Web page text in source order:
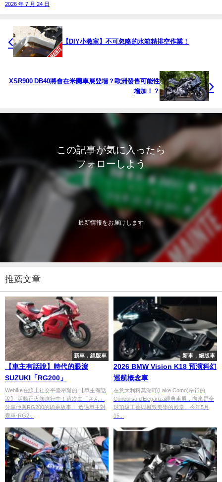
2026 年 7 月 24 日
【DIY小教室】不可忽略的水箱精排空作業！
XSR900 DB40將會在米蘭車展登場？歐洲發售可能性
增加！？
この記事が気に入ったら
フォローしよう
最新情報をお届けします
推薦文章
新車．絕版車
【車主有話說】時代的眼淚
SUZUKI「RG200」
Webike在線上社交平臺舉辦的 【車主有話
說】 活動正火熱進行中！這次由「さん」
分享他與RG200的騎乘故事！ 透過車主對
愛車-RG2...
新車．絕版車
2026 BMW Vision K18 預演科幻
巡航概念車
在意大利科莫湖畔(Lake Como)舉行的
Concorso d'Eleganza經典車展，向來是全
球頂級工藝與極致美學的殿堂。今年5月
15...